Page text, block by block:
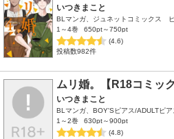
いつきまこと
BLマンガ、ジュネットコミックス
1～4巻
650pt～750pt
(4.6)
投稿数982件
ムリ婚。【R18コミッ
いつきまこと
BLマンガ、BOY'Sピアス/ADULTピ
1～2巻
630pt～900pt
(4.8)